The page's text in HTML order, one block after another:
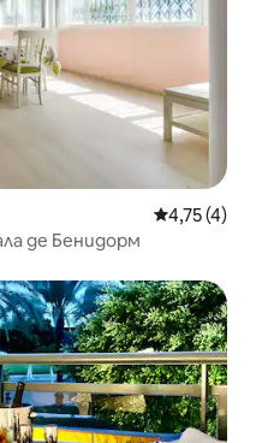
Средна
4,75 (4)
де Бенидорм